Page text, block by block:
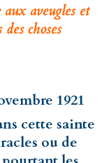
aveugles et
choses
1921
cette sainte
ou de